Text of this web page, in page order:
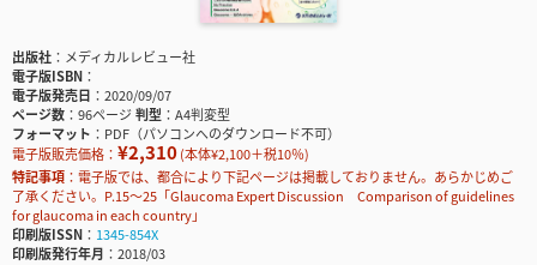
出版社
メディカルレビュー社
電子版ISBN
電子版発売日
2020/09/07
ページ数
96ページ判型
A4判変型
フォーマット
PDF（パソコンへのダウンロード不可）
電子版販売価格： ¥2,310(本体¥2,100＋税10％)
特記事項
電子版では、都合により下記ページは掲載しておりません。あらかじめご
了承ください。P.15～25「Glaucoma Expert Discussion Comparison of guidelines
for glaucoma in each country」
印刷版ISSN
1345-854X
印刷版発行年月
2018/03